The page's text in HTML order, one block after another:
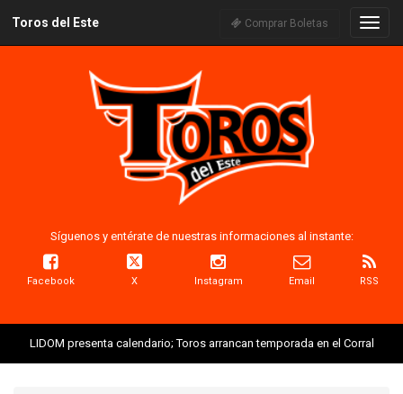
Toros del Este Comprar Boletas
Síguenos y entérate de nuestras informaciones al instante:
Facebook X Instagram Email RSS
LIDOM presenta calendario; Toros arrancan temporada en el Corral